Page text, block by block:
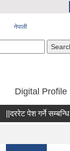
नेपाली
Digital Profile
पेश गर्ने सम्बन्धि सूचना |